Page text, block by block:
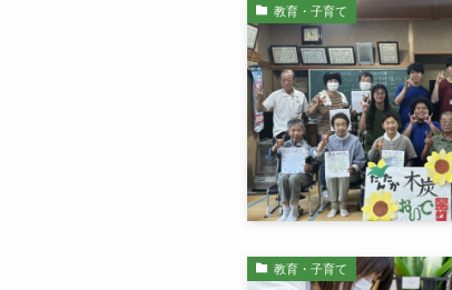
教育・子育て
教育・子育て